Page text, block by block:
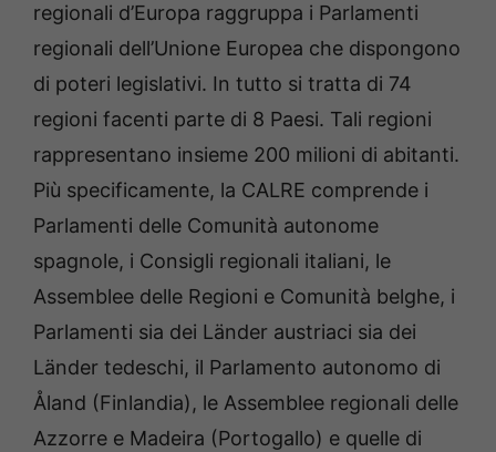
regionali d’Europa raggruppa i Parlamenti
regionali dell’Unione Europea che dispongono
di poteri legislativi. In tutto si tratta di 74
regioni facenti parte di 8 Paesi. Tali regioni
rappresentano insieme 200 milioni di abitanti.
Più specificamente, la CALRE comprende i
Parlamenti delle Comunità autonome
spagnole, i Consigli regionali italiani, le
Assemblee delle Regioni e Comunità belghe, i
Parlamenti sia dei Länder austriaci sia dei
Länder tedeschi, il Parlamento autonomo di
Åland (Finlandia), le Assemblee regionali delle
Azzorre e Madeira (Portogallo) e quelle di